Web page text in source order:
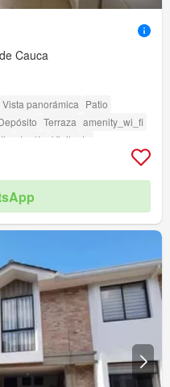
Cauca
Vista panorámica Patio
Terraza amenity_wi_fi
Jardín
Vigilante
con discapacidad